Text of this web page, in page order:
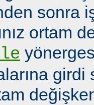
sonra
ortam
girdi